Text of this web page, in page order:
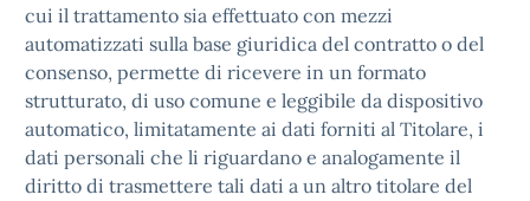
cui il trattamento sia effettuato con mezzi
automatizzati sulla base giuridica del contratto o del
consenso, permette di ricevere in un formato
strutturato, di uso comune e leggibile da dispositivo
automatico, limitatamente ai dati forniti al Titolare, i
dati personali che li riguardano e analogamente il
diritto di trasmettere tali dati a un altro titolare del